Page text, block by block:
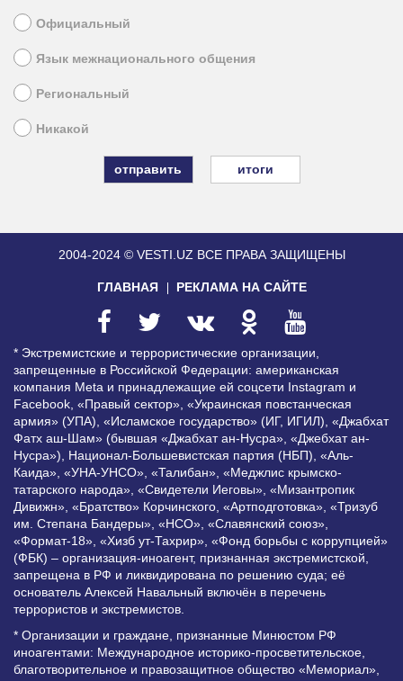
Официальный
Язык межнационального общения
Региональный
Никакой
итоги
2004-2024 © VESTI.UZ ВСЕ ПРАВА ЗАЩИЩЕНЫ
ГЛАВНАЯ РЕКЛАМА НА САЙТЕ
* Экстремистские и террористические организации,
запрещенные в Российской Федерации: американская
компания Meta и принадлежащие ей соцсети Instagram и
Facebook, «Правый сектор», «Украинская повстанческая
армия» (УПА), «Исламское государство» (ИГ, ИГИЛ), «Джабхат
Фатх аш-Шам» (бывшая «Джабхат ан-Нусра», «Джебхат ан-
Нусра»), Национал-Большевистская партия (НБП), «Аль-
Каида», «УНА-УНСО», «Талибан», «Меджлис крымско-
татарского народа», «Свидетели Иеговы», «Мизантропик
Дивижн», «Братство» Корчинского, «Артподготовка», «Тризуб
им. Степана Бандеры», «НСО», «Славянский союз»,
«Формат-18», «Хизб ут-Тахрир», «Фонд борьбы с коррупцией»
(ФБК) – организация-иноагент, признанная экстремистской,
запрещена в РФ и ликвидирована по решению суда; её
основатель Алексей Навальный включён в перечень
террористов и экстремистов.
* Организации и граждане, признанные Минюстом РФ
иноагентами: Международное историко-просветительское,
благотворительное и правозащитное общество «Мемориал»,